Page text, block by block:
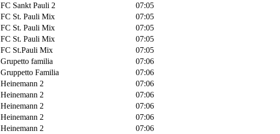
FC Sankt Pauli 2
07:05
FC St. Pauli Mix
07:05
FC St. Pauli Mix
07:05
FC St. Pauli Mix
07:05
FC St.Pauli Mix
07:05
Grupetto familia
07:06
Gruppetto Familia
07:06
Heinemann 2
07:06
Heinemann 2
07:06
Heinemann 2
07:06
Heinemann 2
07:06
Heinemann 2 07:06